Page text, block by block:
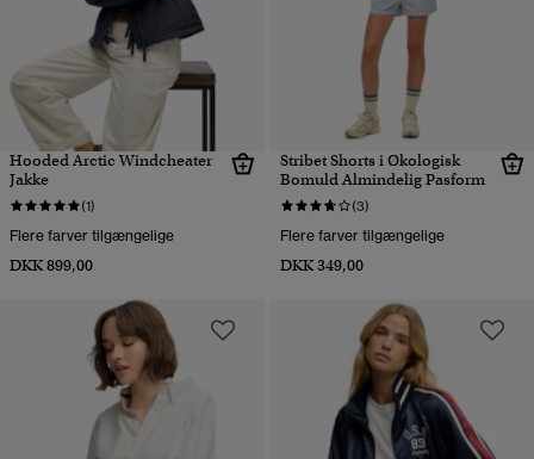
Hooded Arctic Windcheater
Jakke
(1)
Flere farver tilgængelige
DKK 899,00
Stribet Shorts i Økologisk
Bomuld Almindelig Pasform
(3)
Flere farver tilgængelige
DKK 349,00